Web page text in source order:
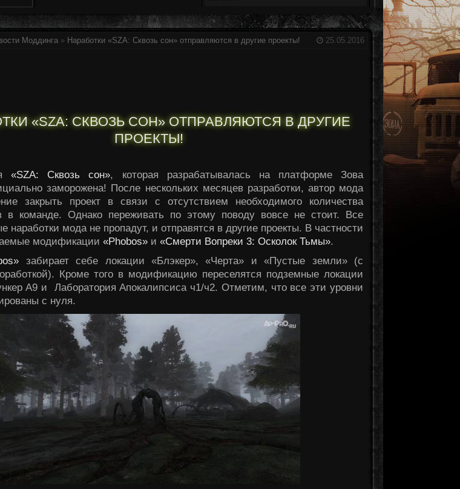
25.05.2016
Моддинга » Наработки «SZA: Сквозь сон» отправляются в другие проекты!
«SZA: СКВОЗЬ СОН» ОТПРАВЛЯЮТСЯ В ДРУГИЕ
ПРОЕКТЫ!
«SZA: Сквозь сон», которая разрабатывалась на платформе Зова
заморожена! После нескольких месяцев разработки, автор мода
закрыть проект в связи с отсутствием необходимого количества
в команде. Однако переживать по этому поводу вовсе не стоит. Все
наработки мода не пропадут, и отправятся в другие проекты. В частности
модификации «Phobos» и «Смерти Вопреки 3: Осколок Тьмы».
забирает себе локации «Блэкер», «Черта» и «Пустые земли» (с
Кроме того в модификацию переселятся подземные локации
А9 и Лаборатория Апокалипсиса ч1/ч2. Отметим, что все эти уровни
с нуля.